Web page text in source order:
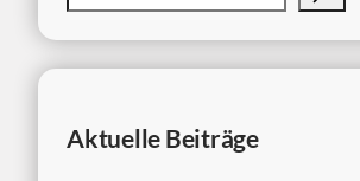
Aktuelle Beiträge